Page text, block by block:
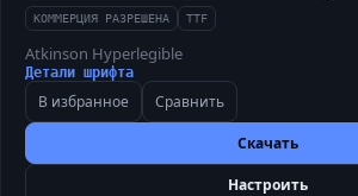
КОММЕРЦИЯ РАЗРЕШЕНА TTF
Atkinson Hyperlegible
Детали шрифта
В избранное Сравнить
Скачать
Настроить